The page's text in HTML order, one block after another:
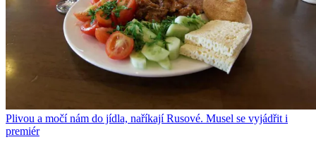
Plivou a močí nám do jídla, naříkají Rusové. Musel se vyjádřit i
premiér